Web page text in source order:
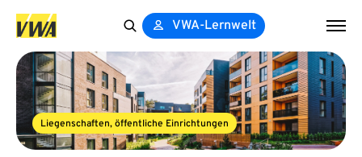
for:
VWA-Lernwelt
Liegenschaften, öffentliche Einrichtungen